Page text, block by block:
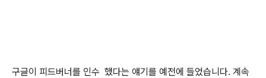
구글이 피드버너를 인수 했다는 얘기를 예전에 들었습니다. 계속